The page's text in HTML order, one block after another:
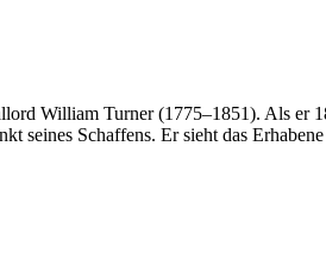
William Turner (1775–1851). Als
seines Schaffens. Er sieht das